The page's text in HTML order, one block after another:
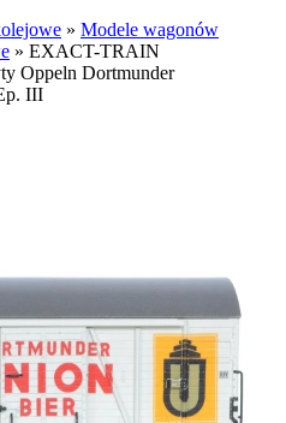
» Modele wagonów
» EXACT-TRAIN
Oppeln Dortmunder
III